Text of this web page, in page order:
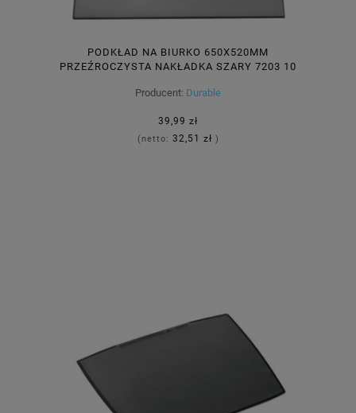
PODKŁAD NA BIURKO 650X520MM
PRZEŹROCZYSTA NAKŁADKA SZARY 7203 10
Producent: Durable
39,99 zł
(netto: 32,51 zł )